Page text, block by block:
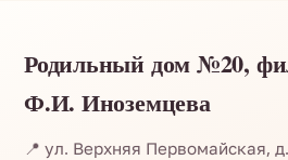
Родильный дом №20,
Ф.И. Иноземцева
📍 ул. Верхняя Первомайская,